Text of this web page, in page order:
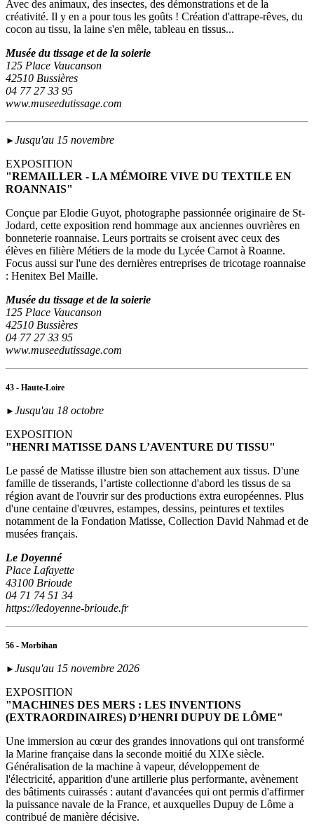
Avec des animaux, des insectes, des démonstrations et de la
créativité. Il y en a pour tous les goûts ! Création d'attrape-rêves, du
cocon au tissu, la laine s'en mêle, tableau en tissus...
Musée du tissage et de la soierie
125 Place Vaucanson
42510 Bussières
04 77 27 33 95
www.museedutissage.com
► Jusqu'au 15 novembre
EXPOSITION
"REMAILLER - LA MÉMOIRE VIVE DU TEXTILE EN
ROANNAIS"
Conçue par Elodie Guyot, photographe passionnée originaire de St-
Jodard, cette exposition rend hommage aux anciennes ouvrières en
bonneterie roannaise. Leurs portraits se croisent avec ceux des
élèves en filière Métiers de la mode du Lycée Carnot à Roanne.
Focus aussi sur l'une des dernières entreprises de tricotage roannaise
: Henitex Bel Maille.
Musée du tissage et de la soierie
125 Place Vaucanson
42510 Bussières
04 77 27 33 95
www.museedutissage.com
43 - Haute-Loire
► Jusqu'au 18 octobre
EXPOSITION
"HENRI MATISSE DANS L’AVENTURE DU TISSU"
Le passé de Matisse illustre bien son attachement aux tissus. D'une
famille de tisserands, l’artiste collectionne d'abord les tissus de sa
région avant de l'ouvrir sur des productions extra européennes. Plus
d'une centaine d'œuvres, estampes, dessins, peintures et textiles
notamment de la Fondation Matisse, Collection David Nahmad et de
musées français.
Le Doyenné
Place Lafayette
43100 Brioude
04 71 74 51 34
https://ledoyenne-brioude.fr
56 - Morbihan
► Jusqu'au 15 novembre 2026
EXPOSITION
"MACHINES DES MERS : LES INVENTIONS
(EXTRAORDINAIRES) D’HENRI DUPUY DE LÔME"
Une immersion au cœur des grandes innovations qui ont transformé
la Marine française dans la seconde moitié du XIXe siècle.
Généralisation de la machine à vapeur, développement de
l'électricité, apparition d'une artillerie plus performante, avènement
des bâtiments cuirassés : autant d'avancées qui ont permis d'affirmer
la puissance navale de la France, et auxquelles Dupuy de Lôme a
contribué de manière décisive.